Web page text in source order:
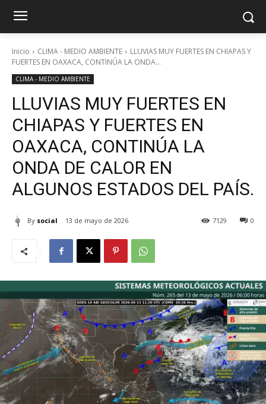
Inicio CLIMA - MEDIO AMBIENTE
LLUVIAS MUY FUERTES EN CHIAPAS Y
FUERTES EN OAXACA, CONTINÚA LA ONDA...
CLIMA - MEDIO AMBIENTE
LLUVIAS MUY FUERTES EN
CHIAPAS Y FUERTES EN
OAXACA, CONTINÚA LA
ONDA DE CALOR EN
ALGUNOS ESTADOS DEL PAÍS.
By social 13 de mayo de 2026 0
7129